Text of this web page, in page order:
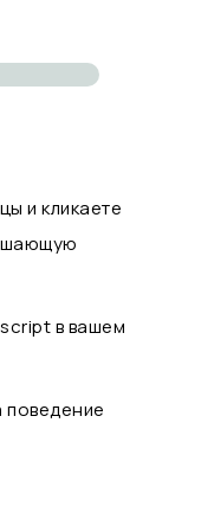
и кликаете
в вашем